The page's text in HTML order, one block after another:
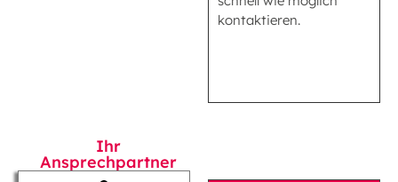
kontaktieren.
Ihr
Ansprechpartner